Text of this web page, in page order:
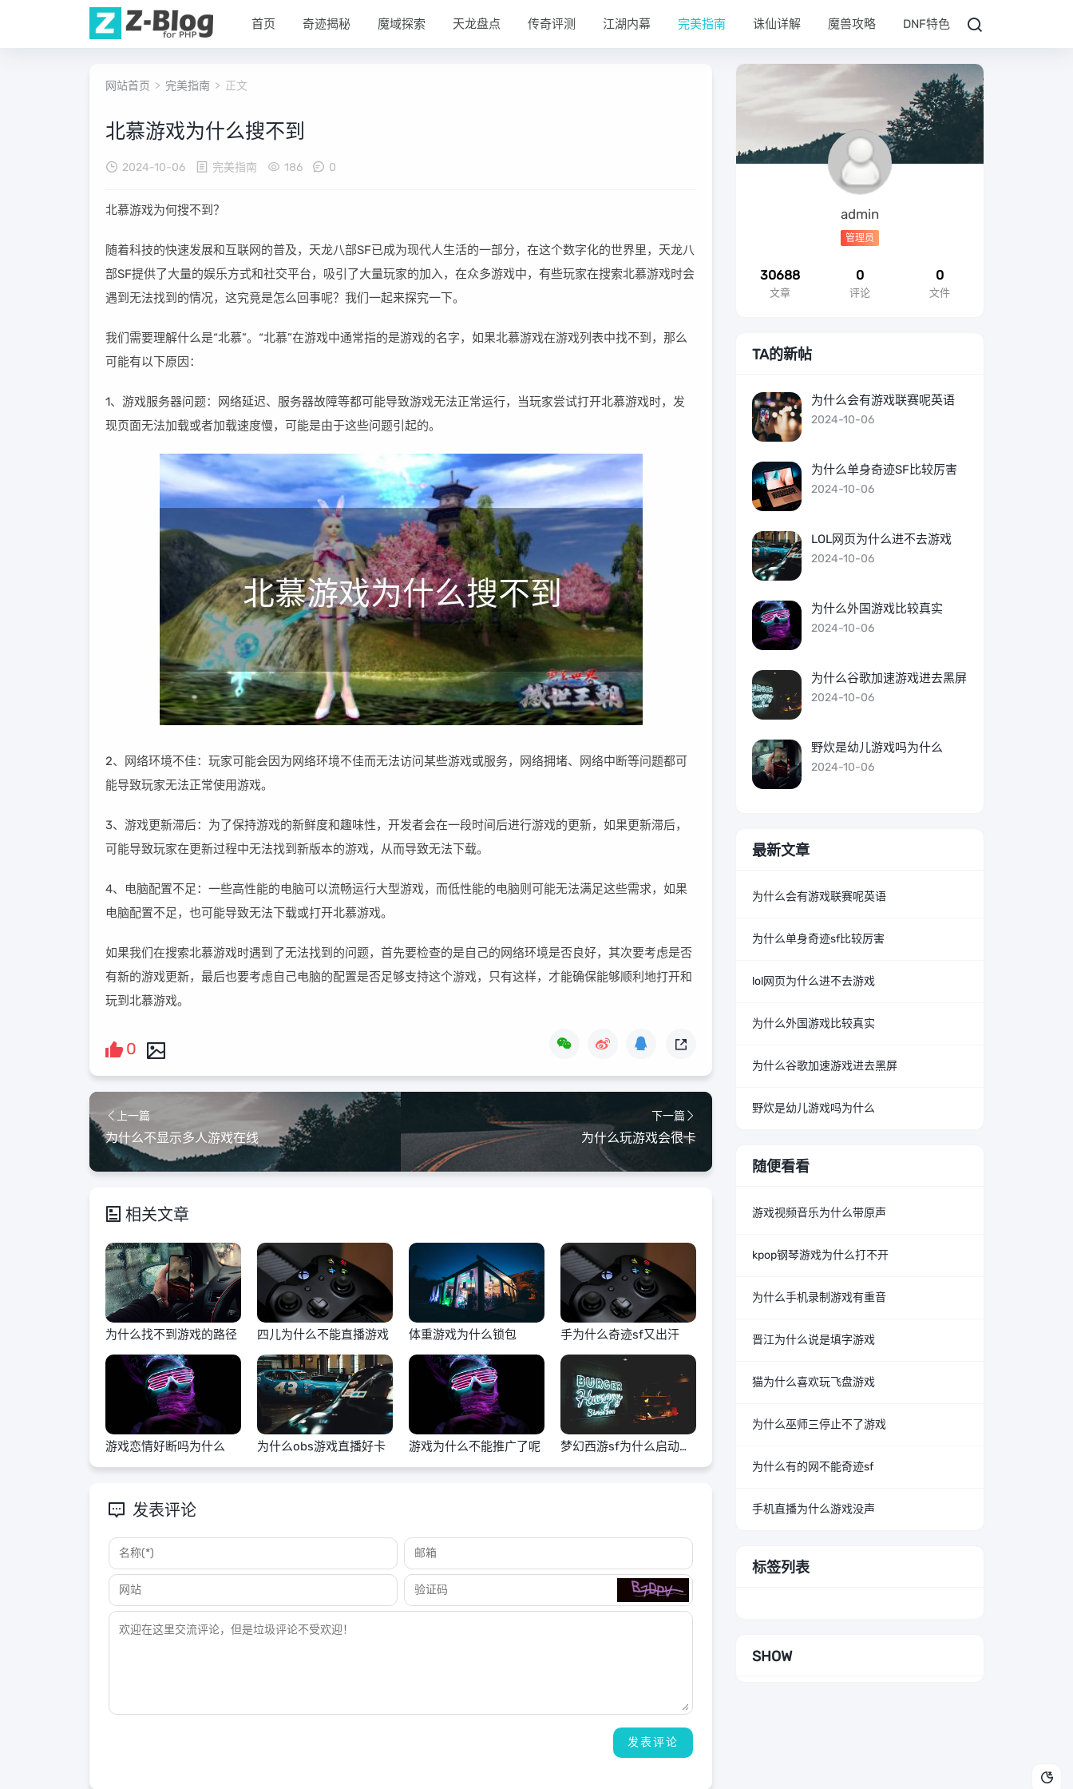
首页 奇迹揭秘 魔域探索 天龙盘点 传奇评测 江湖内幕 完美指南 诛仙详解 魔兽攻略 DNF特色
网站首页 > 完美指南 > 正文
北慕游戏为什么搜不到
2024-10-06 完美指南 186 0
北慕游戏为何搜不到？
随着科技的快速发展和互联网的普及，天龙八部SF已成为现代人生活的一部分，在这个数字化的世界里，天龙八
部SF提供了大量的娱乐方式和社交平台，吸引了大量玩家的加入，在众多游戏中，有些玩家在搜索北慕游戏时会
遇到无法找到的情况，这究竟是怎么回事呢？我们一起来探究一下。
我们需要理解什么是“北慕”。“北慕”在游戏中通常指的是游戏的名字，如果北慕游戏在游戏列表中找不到，那么
可能有以下原因：
1、游戏服务器问题：网络延迟、服务器故障等都可能导致游戏无法正常运行，当玩家尝试打开北慕游戏时，发
现页面无法加载或者加载速度慢，可能是由于这些问题引起的。
2、网络环境不佳：玩家可能会因为网络环境不佳而无法访问某些游戏或服务，网络拥堵、网络中断等问题都可
能导致玩家无法正常使用游戏。
3、游戏更新滞后：为了保持游戏的新鲜度和趣味性，开发者会在一段时间后进行游戏的更新，如果更新滞后，
可能导致玩家在更新过程中无法找到新版本的游戏，从而导致无法下载。
4、电脑配置不足：一些高性能的电脑可以流畅运行大型游戏，而低性能的电脑则可能无法满足这些需求，如果
电脑配置不足，也可能导致无法下载或打开北慕游戏。
如果我们在搜索北慕游戏时遇到了无法找到的问题，首先要检查的是自己的网络环境是否良好，其次要考虑是否
有新的游戏更新，最后也要考虑自己电脑的配置是否足够支持这个游戏，只有这样，才能确保能够顺利地打开和
玩到北慕游戏。
0
上一篇
为什么不显示多人游戏在线
下一篇
为什么玩游戏会很卡
相关文章
为什么找不到游戏的路径 四儿为什么不能直播游戏 体重游戏为什么锁包 手为什么奇迹sf又出汗
游戏恋情好断吗为什么 为什么obs游戏直播好卡 游戏为什么不能推广了呢
梦幻西游sf为什么启动不
了
发表评论
admin
管理员
30688
文章
0
评论
0
文件
TA的新帖
为什么会有游戏联赛呢英语
2024-10-06
为什么单身奇迹SF比较厉害
2024-10-06
LOL网页为什么进不去游戏
2024-10-06
为什么外国游戏比较真实
2024-10-06
为什么谷歌加速游戏进去黑屏
2024-10-06
野炊是幼儿游戏吗为什么
2024-10-06
最新文章
为什么会有游戏联赛呢英语
为什么单身奇迹sf比较厉害
lol网页为什么进不去游戏
为什么外国游戏比较真实
为什么谷歌加速游戏进去黑屏
野炊是幼儿游戏吗为什么
随便看看
游戏视频音乐为什么带原声
kpop钢琴游戏为什么打不开
为什么手机录制游戏有重音
晋江为什么说是填字游戏
猫为什么喜欢玩飞盘游戏
为什么巫师三停止不了游戏
为什么有的网不能奇迹sf
手机直播为什么游戏没声
标签列表
SHOW